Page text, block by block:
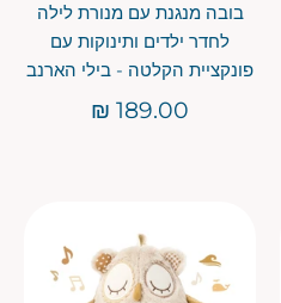
בובה מנגנת עם מנורת לילה
לחדר ילדים ותינוקות עם
פונקציית הקלטה - בילי הארנב
189.00 ₪